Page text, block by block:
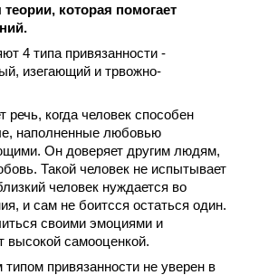
которая помогает
4 типа привязанности -
изегающий и трвожно-
когда человек способен
наполненные любовью
Он доверяет другим людям,
Такой человек не испытывает
человек нуждается во
и сам не боитсся остаться один.
своими эмоциями и
высокой самооценкой.
привязанности не уверен в